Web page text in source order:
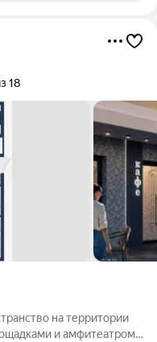
18
на территории
и амфитеатром.